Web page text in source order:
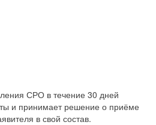
СРО в течение 30 дней
и принимает решение о приёме
в свой состав.